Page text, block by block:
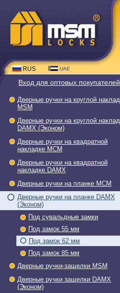
RUS UAE
Вход для оптовых покупателей
Дверные ручки на круглой
накладке МSМ
Дверные ручки на круглой
накладке DAMX (Эконом)
Дверные ручки на квадратной
накладке МСМ
Дверные ручки на квадратной
накладке DAMX
Дверные ручки на планке МСМ
Дверные ручки на планке DAMX
(Эконом)
Под сувальдные замки
Под замок 55 мм
Под замок 62 мм
Под замок 85 мм
Дверные ручки-защелки МSМ
Дверные ручки защелки DAMX
(Эконом)